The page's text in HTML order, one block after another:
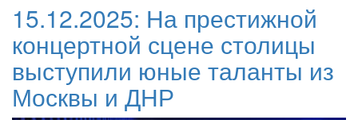
15.12.2025: На престижной
концертной сцене столицы
выступили юные таланты из
Москвы и ДНР